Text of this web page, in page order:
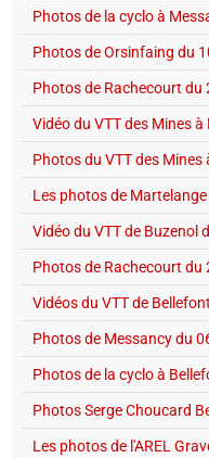
Photos de la cyclo à
Photos de Orsinfaing du
Photos de Rachecourt du
Vidéo du VTT des Mines
Photos du VTT des
Les photos de
Vidéo du VTT de Buzenol
Photos de Rachecourt
Vidéos du VTT de
Photos de Messancy du
Photos de la cyclo à
Photos Serge Choucard
Les photos de l'AREL